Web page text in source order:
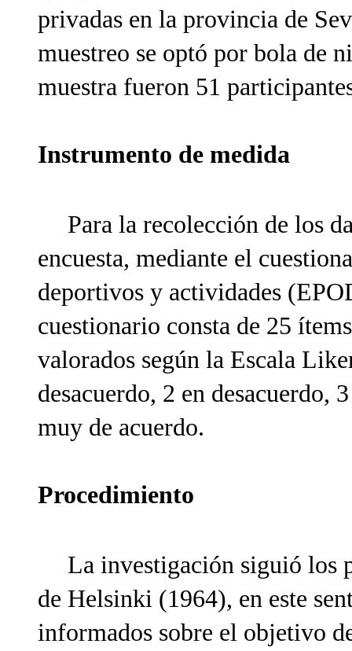
privadas en la provincia de
muestreo se optó por bola de
muestra fueron 51
Instrumento de medida
Para la recolección de los
encuesta, mediante el
deportivos y actividades
cuestionario consta de 25
valorados según la Escala
desacuerdo, 2 en desacuerdo,
muy de acuerdo.
Procedimiento
La investigación siguió los
de Helsinki (1964), en este
informados sobre el objetivo